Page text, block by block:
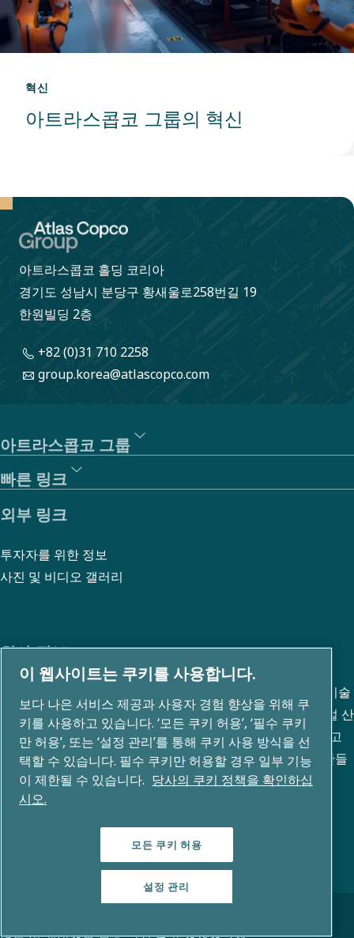
혁신
아트라스콥코 그룹의 혁신
아트라스콥코 홀딩 코리아
경기도 성남시 분당구 황새울로258번길 19
한원빌딩 2층
+82 (0)31 710 2258
group.korea@atlascopco.com
아트라스콥코 그룹
빠른 링크
외부 링크
투자자를 위한 정보
사진 및 비디오 갤러리
회사 정보
아트라스콥코 그룹은 공기 압축, 진공 기술, 산업 및 이동식 기술
을 포함한 사업 영역에서 혁신적인 솔루션을 개발하는 글로벌 산
업 기술 그룹입니다. 80개 이상의 브랜드 포트폴리오를 가지고
있으며 지속가능성을 기반으로 미래를 변화시키는 기술을 만들
어내는데 집중하고 있습니다.
© 저작권 2026 - Atlas Copco Group
이 웹사이트는 쿠키를 사용합니다.
보다 나은 서비스 제공과 사용자 경험 향상을 위해 쿠
키를 사용하고 있습니다. ‘모든 쿠키 허용’, ‘필수 쿠키
만 허용’, 또는 ‘설정 관리’를 통해 쿠키 사용 방식을 선
택할 수 있습니다. 필수 쿠키만 허용할 경우 일부 기능
이 제한될 수 있습니다. 당사의 쿠키 정책을 확인하십
시오.
모든 쿠키 허용
설정 관리